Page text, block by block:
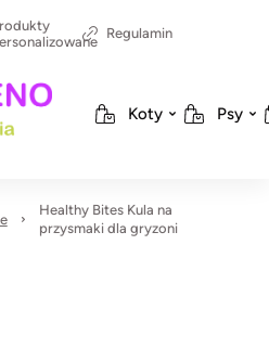
Regulamin
Koty Psy
Healthy Bites Kula na
przysmaki dla gryzoni